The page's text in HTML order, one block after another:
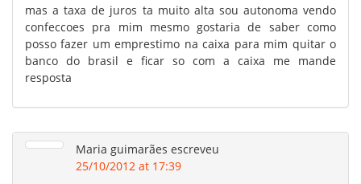
mas a taxa de juros ta muito alta sou autonoma vendo
confeccoes pra mim mesmo gostaria de saber como
posso fazer um emprestimo na caixa para mim quitar o
banco do brasil e ficar so com a caixa me mande
resposta
Maria guimarães escreveu
25/10/2012 at 17:39